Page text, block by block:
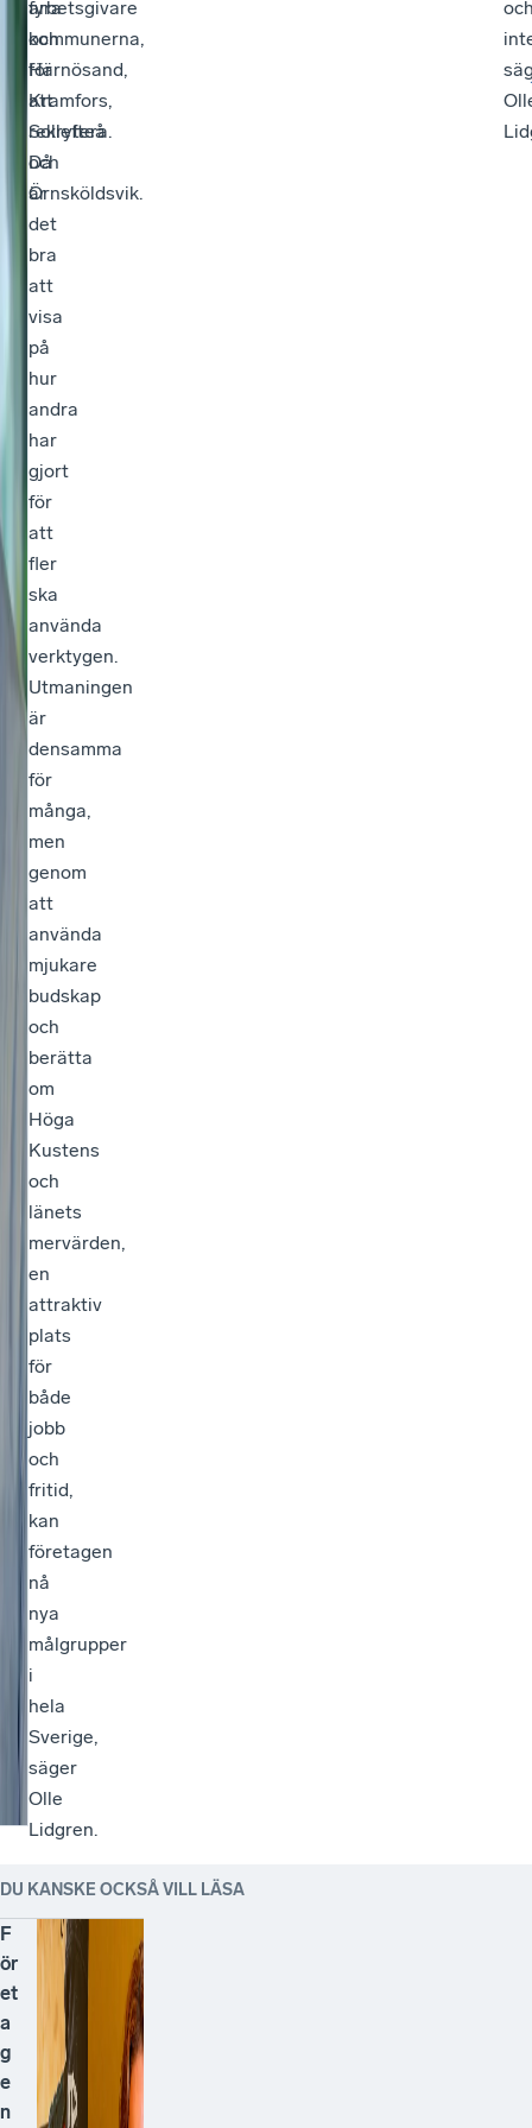
fyra
kommunerna,
Härnösand,
Kramfors,
Sollefteå
och
Örnsköldsvik.
arbetsgivare
och
för
att
rekrytera.
Då
är
det
bra
att
visa
på
hur
andra
har
gjort
för
att
fler
ska
använda
verktygen.
Utmaningen
är
densamma
för
många,
men
genom
att
använda
mjukare
budskap
och
berätta
om
Höga
Kustens
och
länets
mervärden,
en
attraktiv
plats
för
både
jobb
och
fritid,
kan
företagen
nå
nya
målgrupper
i
hela
Sverige,
säger
Olle
Lidgren.
DU KANSKE OCKSÅ VILL LÄSA
F
ör
et
a
g
e
n